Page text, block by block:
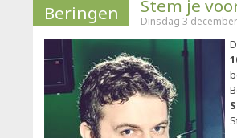
Beringen Stem je
Dinsdag 3